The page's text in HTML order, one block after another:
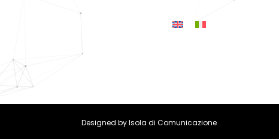
Designed byIsola di Comunicazione